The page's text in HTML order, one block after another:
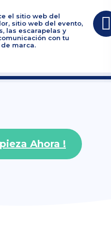
el sitio web del
sitio web del evento,
las escarapelas y
con tu
marca.
Ahora !